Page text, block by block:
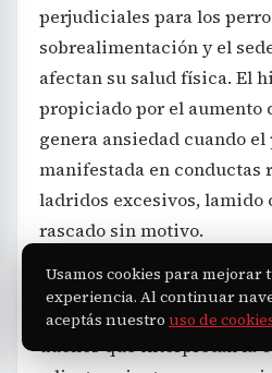
perjudiciales para los
sobrealimentación y el
afectan su salud física. El
propiciado por el aumento
genera ansiedad cuando el
manifestada en conductas
ladridos excesivos, lamido
rascado sin motivo.
Guevara destaca,
límites y educación
dueños que interpretan la
Usamos cookies para mejorar
experiencia. Al continuar
aceptás nuestro uso de